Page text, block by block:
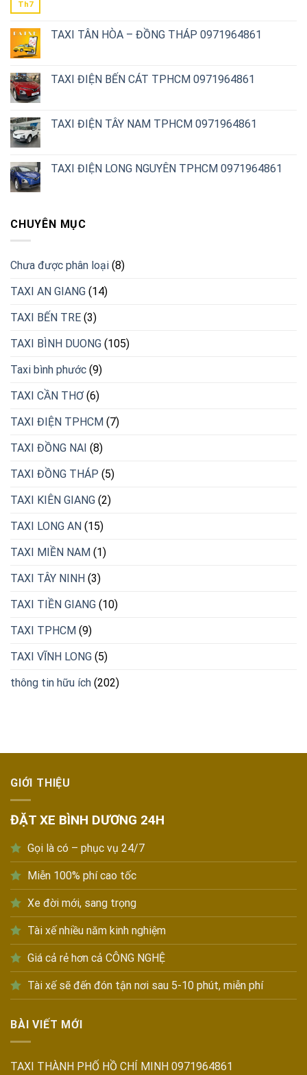
Th7
TAXI TÂN HÒA – ĐỒNG THÁP 0971964861
TAXI ĐIỆN BẾN CÁT TPHCM 0971964861
TAXI ĐIỆN TÂY NAM TPHCM 0971964861
TAXI ĐIỆN LONG NGUYÊN TPHCM 0971964861
CHUYÊN MỤC
Chưa được phân loại (8)
TAXI AN GIANG (14)
TAXI BẾN TRE (3)
TAXI BÌNH DUONG (105)
Taxi bình phước (9)
TAXI CẦN THƠ(6)
TAXI ĐIỆN TPHCM (7)
TAXI ĐỒNG NAI (8)
TAXI ĐỒNG THÁP (5)
TAXI KIÊN GIANG (2)
TAXI LONG AN (15)
TAXI MIỀN NAM (1)
TAXI TÂY NINH (3)
TAXI TIỀN GIANG (10)
TAXI TPHCM (9)
TAXI VĨNH LONG (5)
thông tin hữu ích (202)
GIỚI THIỆU
ĐẶT XE BÌNH DƯƠNG 24H
Gọi là có – phục vụ 24/7
Miễn 100% phí cao tốc
Xe đời mới, sang trọng
Tài xế nhiều năm kinh nghiệm
Giá cả rẻ hơn cả CÔNG NGHỆ
Tài xế sẽ đến đón tận nơi sau 5-10 phút, miễn phí
BÀI VIẾT MỚI
TAXI THÀNH PHỐ HỒ CHÍ MINH 0971964861